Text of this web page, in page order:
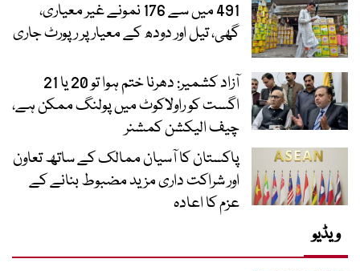
491 میں سے 176 نمونے غیر معیاری،
گھی، تیل اور دودھ کے معیار پر رپورٹ جاری
آزاد کشمیر: دھرنا ختم ہوا تو 20 یا 21
اگست کو راولاکوٹ میں پولنگ ممکن ہے،
چیف الیکشن کمشنر
پاکستان کا آسیان ممالک کے ساتھ تعاون
اور شراکت داری مزید مضبوط بنانے کے
عزم کا اعادہ
ویڈیو